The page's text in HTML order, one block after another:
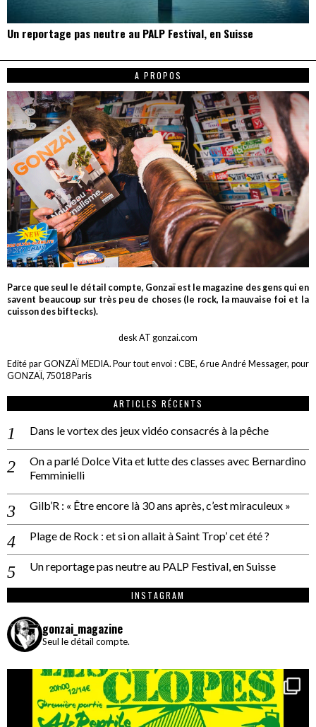
Un reportage pas neutre au PALP Festival, en Suisse
A PROPOS
Parce que seul le détail compte, Gonzaï est le magazine des gens qui en
savent beaucoup sur très peu de choses (le rock, la mauvaise foi et la
cuisson des biftecks).
desk AT gonzai.com
Edité par GONZAÏ MEDIA. Pour tout envoi : CBE, 6 rue André Messager, pour
GONZAÏ, 75018 Paris
ARTICLES RÉCENTS
Dans le vortex des jeux vidéo consacrés à la pêche
On a parlé Dolce Vita et lutte des classes avec Bernardino
Femminielli
Gilb’R : « Être encore là 30 ans après, c’est miraculeux »
Plage de Rock : et si on allait à Saint Trop’ cet été ?
Un reportage pas neutre au PALP Festival, en Suisse
INSTAGRAM
gonzai_magazine
Seul le détail compte.